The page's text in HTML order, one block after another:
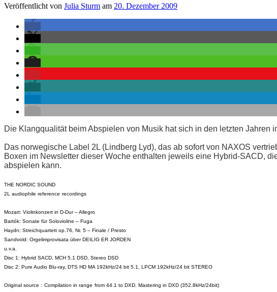
Veröffentlicht von Julia Sturm am 20. Dezember 2009
Die Klangqualität beim Abspielen von Musik hat sich in den letzten
Das norwegische Label 2L (Lindberg Lyd), das ab sofort von NAXOS
Boxen im Newsletter dieser Woche enthalten jeweils eine Hybrid-SACD,
abspielen kann.
THE NORDIC SOUND
2L audiophile reference recordings
Mozart: Violinkonzert in D-Dur – Allegro
Bartók: Sonate für Solovioline – Fuga
Haydn: Streichquartett op.76, Nr. 5 – Finale / Presto
Sandvold: Orgelimprovisata über DEILIG ER JORDEN
u.v.a.
Disc 1: Hybrid SACD MCH 5.1 DSD, Stereo DSD
Disc 2: Pure Audio Blu-ray, DTS HD MA 192kHz/24 bit 5.1, LPCM 192kHz/24 bit STEREO
Original source : Compilation in range from 44.1 to DXD. Mastering in DXD (352.8kHz/24bit)